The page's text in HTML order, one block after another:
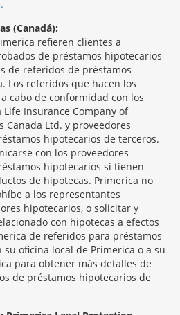
(Canadá):
refieren clientes a
de préstamos hipotecarios
de referidos de préstamos
Los referidos que hacen los
cabo de conformidad con los
Insurance Company of
Canada Ltd. y proveedores
hipotecarios de terceros.
con los proveedores
hipotecarios si tienen
de hipotecas. Primerica no
a los representantes
hipotecarios, o solicitar y
con hipotecas a efectos
de referidos para préstamos
oficina local de Primerica o a su
para obtener más detalles de
de préstamos hipotecarios de